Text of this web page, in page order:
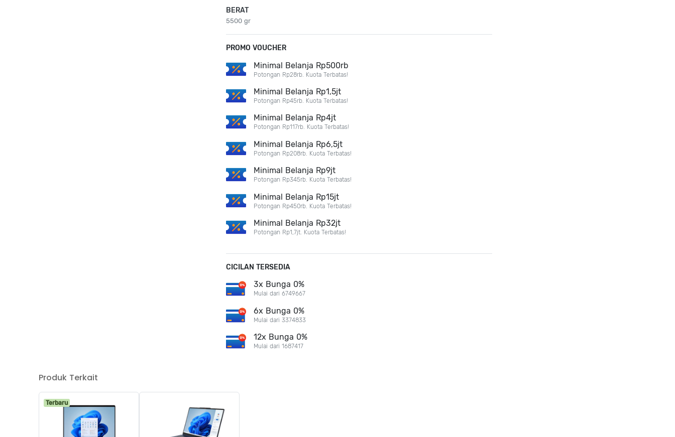
BERAT
5500 gr
PROMO VOUCHER
Minimal Belanja Rp500rb
Potongan Rp28rb. Kuota Terbatas!
Minimal Belanja Rp1,5jt
Potongan Rp45rb. Kuota Terbatas!
Minimal Belanja Rp4jt
Potongan Rp117rb. Kuota Terbatas!
Minimal Belanja Rp6,5jt
Potongan Rp208rb. Kuota Terbatas!
Minimal Belanja Rp9jt
Potongan Rp345rb. Kuota Terbatas!
Minimal Belanja Rp15jt
Potongan Rp450rb. Kuota Terbatas!
Minimal Belanja Rp32jt
Potongan Rp1,7jt. Kuota Terbatas!
CICILAN TERSEDIA
3x Bunga 0%
Mulai dari 6749667
6x Bunga 0%
Mulai dari 3374833
12x Bunga 0%
Mulai dari 1687417
Produk Terkait
Terbaru